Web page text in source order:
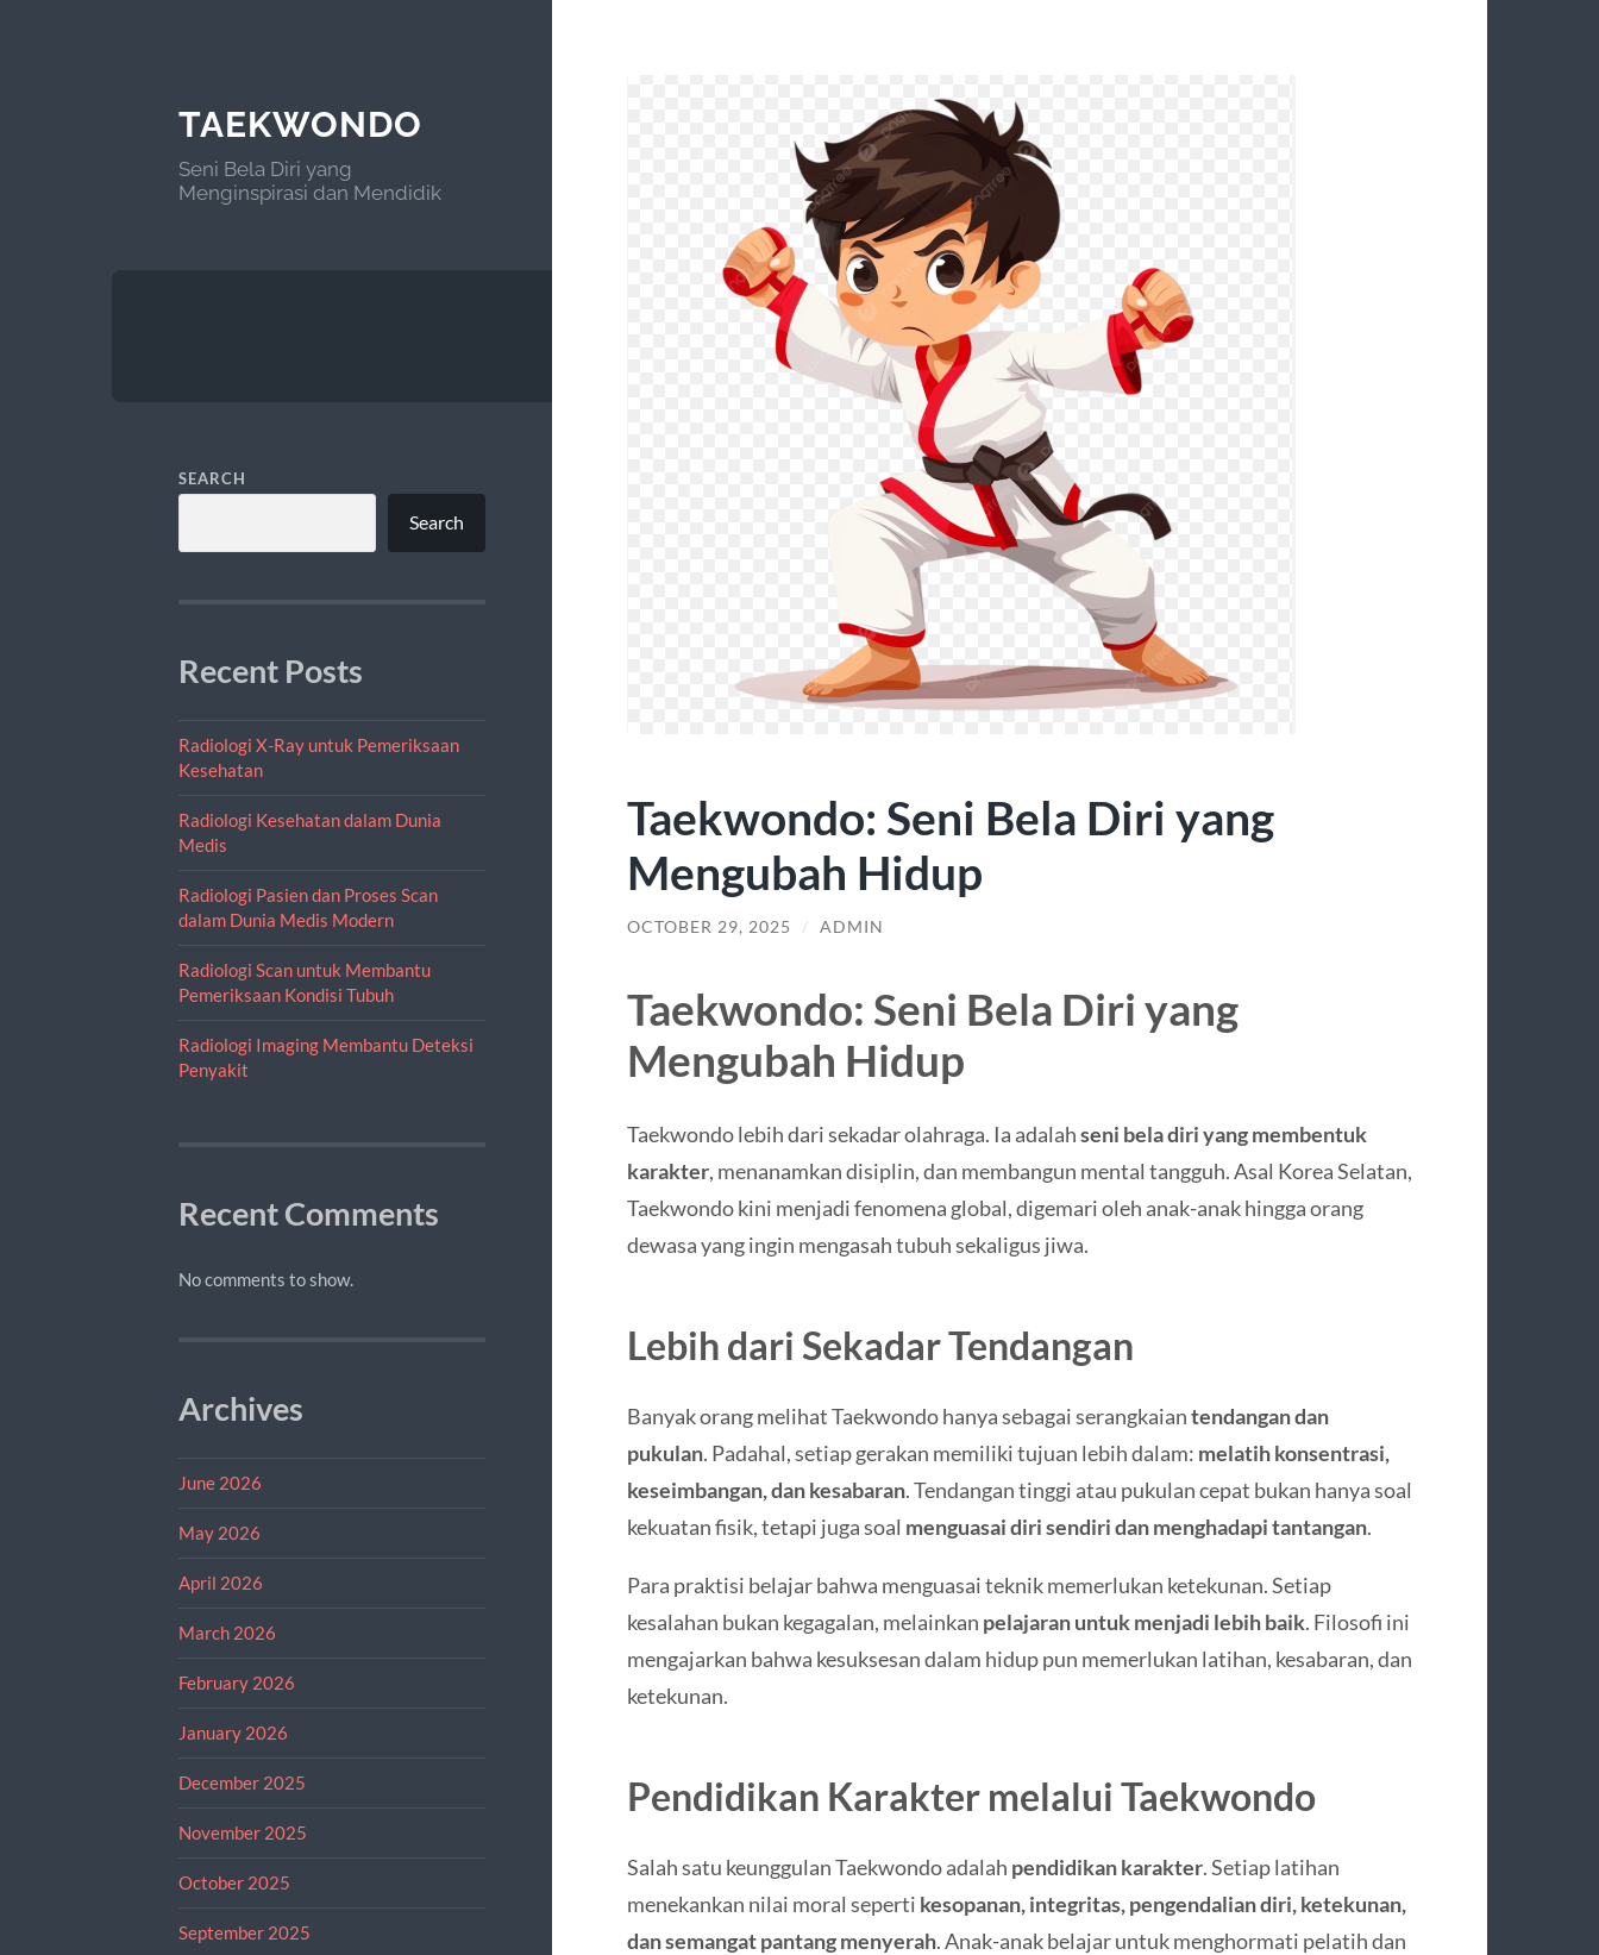
TAEKWONDO
Seni Bela Diri yang
Menginspirasi dan Mendidik
SEARCH
Search
Recent Posts
Radiologi X-Ray untuk Pemeriksaan
Kesehatan
Radiologi Kesehatan dalam Dunia
Medis
Radiologi Pasien dan Proses Scan
dalam Dunia Medis Modern
Radiologi Scan untuk Membantu
Pemeriksaan Kondisi Tubuh
Radiologi Imaging Membantu Deteksi
Penyakit
Recent Comments
No comments to show.
Archives
June 2026
May 2026
April 2026
March 2026
February 2026
January 2026
December 2025
November 2025
October 2025
September 2025
Taekwondo: Seni Bela Diri yang
Mengubah Hidup
OCTOBER 29, 2025 / ADMIN
Taekwondo: Seni Bela Diri yang
Mengubah Hidup
Taekwondo lebih dari sekadar olahraga. Ia adalahseni bela diri yang membentuk
karakter, menanamkan disiplin, dan membangun mental tangguh. Asal Korea Selatan,
Taekwondo kini menjadi fenomena global, digemari oleh anak-anak hingga orang
dewasa yang ingin mengasah tubuh sekaligus jiwa.
Lebih dari Sekadar Tendangan
Banyak orang melihat Taekwondo hanya sebagai serangkaiantendangan dan
pukulan. Padahal, setiap gerakan memiliki tujuan lebih dalam: melatih konsentrasi,
keseimbangan, dan kesabaran. Tendangan tinggi atau pukulan cepat bukan hanya soal
kekuatan fisik, tetapi juga soal menguasai diri sendiri dan menghadapi tantangan.
Para praktisi belajar bahwa menguasai teknik memerlukan ketekunan. Setiap
kesalahan bukan kegagalan, melainkan pelajaran untuk menjadi lebih baik. Filosofi ini
mengajarkan bahwa kesuksesan dalam hidup pun memerlukan latihan, kesabaran, dan
ketekunan.
Pendidikan Karakter melalui Taekwondo
Salah satu keunggulan Taekwondo adalah pendidikan karakter. Setiap latihan
menekankan nilai moral seperti kesopanan, integritas, pengendalian diri, ketekunan,
dan semangat pantang menyerah. Anak-anak belajar untuk menghormati pelatih dan